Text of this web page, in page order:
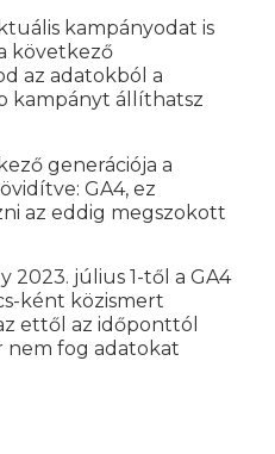
kampányodat is
következő
az adatokból a
kampányt állíthatsz
generációja a
GA4, ez
az eddig megszokott
2023. július 1-től a GA4
ként közismert
ettől az időponttól
nem fog adatokat